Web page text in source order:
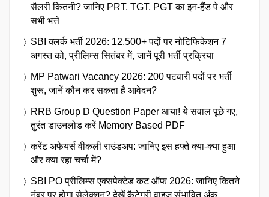
सैलरी कितनी? जानिए PRT, TGT, PGT का इन-हैंड पे और
सभी भत्ते
SBI क्लर्क भर्ती 2026: 12,500+ पदों पर नोटिफिकेशन 7
अगस्त को, प्रीलिम्स सितंबर में, जानें पूरी भर्ती प्रक्रिया
MP Patwari Vacancy 2026: 200 पटवारी पदों पर भर्ती
शुरू, जानें कौन कर सकता है आवेदन?
RRB Group D Question Paper आया! ये सवाल पूछे गए,
तुरंत डाउनलोड करें Memory Based PDF
करेंट अफेयर्स वीकली राउंडअप: जानिए इस हफ्ते क्या-क्या हुआ
और क्या रहा चर्चा में?
SBI PO प्रीलिम्स एक्सपेक्टेड कट ऑफ 2026: जानिए कितने